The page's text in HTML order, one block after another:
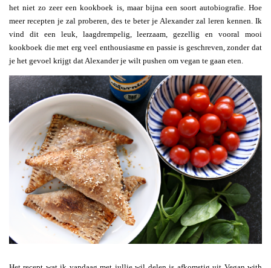
het niet zo zeer een kookboek is, maar bijna een soort autobiografie. Hoe
meer recepten je zal proberen, des te beter je Alexander zal leren kennen. Ik
vind dit een leuk, laagdrempelig, leerzaam, gezellig en vooral mooi
kookboek die met erg veel enthousiasme en passie is geschreven, zonder dat
je het gevoel krijgt dat Alexander je wilt pushen om vegan te gaan eten.